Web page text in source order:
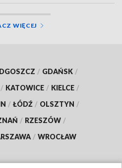
WIĘCEJ
/ GDAŃSK /
/ KATOWICE / KIELCE /
/ ŁÓDŹ / OLSZTYN /
/ RZESZÓW /
/ WROCŁAW